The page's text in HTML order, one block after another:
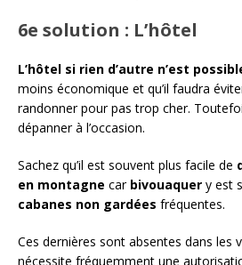
6e solution : L’hôtel
L’hôtel si rien d’autre n’est
moins économique et qu’il faudra
randonner pour pas trop cher.
dépanner à l’occasion.
Sachez qu’il est souvent plus facile de
en montagne car bivouaquer y est
cabanes non gardées fréquentes.
Ces dernières sont absentes dans les
nécessite fréquemment une